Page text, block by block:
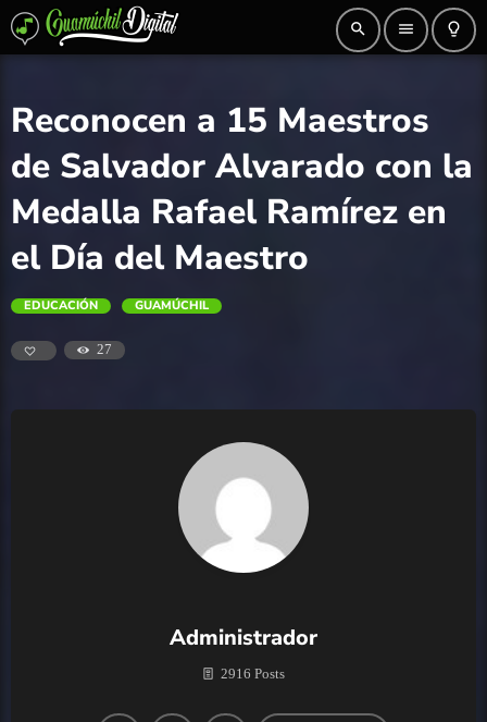
search menu lightbulb_outline
Reconocen a 15 Maestros
de Salvador Alvarado con la
Medalla Rafael Ramírez en
el Día del Maestro
EDUCACIÓN GUAMÚCHIL
27
Administrador
2916 Posts